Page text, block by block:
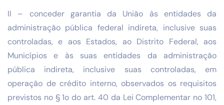
II – conceder garantia da União às entidades da
administração pública federal indireta, inclusive suas
controladas, e aos Estados, ao Distrito Federal, aos
Municípios e às suas entidades da administração
pública indireta, inclusive suas controladas, em
operação de crédito interno, observados os requisitos
previstos no § 1o do art. 40 da Lei Complementar no 101,